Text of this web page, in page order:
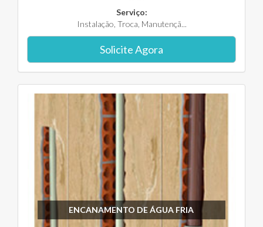
Serviço:
Instalação, Troca, Manutençã...
Solicite Agora
ENCANAMENTO DE ÁGUA FRIA